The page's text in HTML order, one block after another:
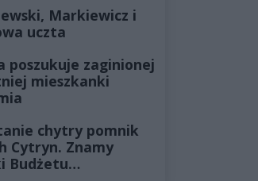
Markiewicz i
uczta
poszukuje zaginionej
mieszkanki
chytry pomnik
Cytryn. Znamy
Budżetu